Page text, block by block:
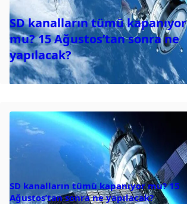
SD kanalların tümü kapanıyor
mu? 15 Ağustos’tan sonra ne
yapılacak?
SD kanalların tümü kapanıyor mu? 15
Ağustos’tan sonra ne yapılacak?